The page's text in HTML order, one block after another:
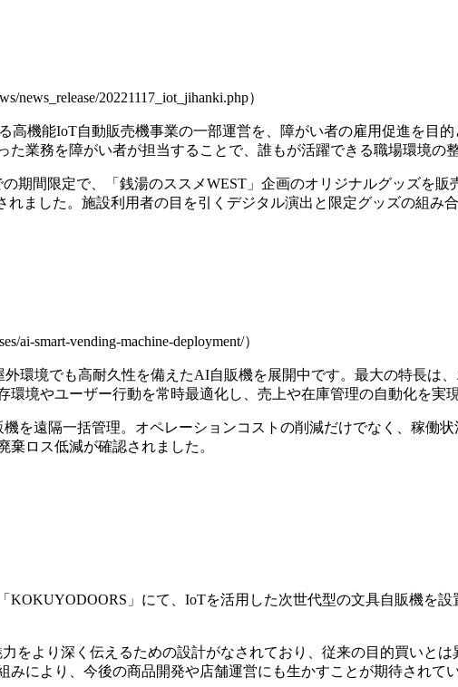
news_release/20221117_iot_jihanki.php）
高機能IoT自動販売機事業の一部運営を、障がい者の雇用促進を目
業務を障がい者が担当することで、誰もが活躍できる職場環境の
期間限定で、「銭湯のススメWEST」企画のオリジナルグッズを
ました。施設利用者の目を引くデジタル演出と限定グッズの組み
ai-smart-vending-machine-deployment/）
環境でも高耐久性を備えたAI自販機を展開中です。最大の特長は
境やユーザー行動を常時最適化し、売上や在庫管理の自動化を実現
を遠隔一括管理。オペレーションコストの削減だけでなく、稼働
ロス低減が確認されました。
」にて、IoTを活用した次世代型の文具自販機を設
をより深く伝えるための設計がなされており、従来の目的買いと
により、今後の商品開発や店舗運営にも生かすことが期待されてい